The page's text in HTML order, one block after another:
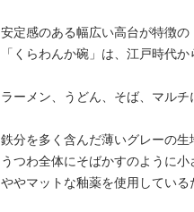
安定感のある幅広い高台が特徴の
「くらわんか碗」は、江戸時代
ラーメン、うどん、そば、マルチ
鉄分を多く含んだ薄いグレーの生
うつわ全体にそばかすのように
ややマットな釉薬を使用している